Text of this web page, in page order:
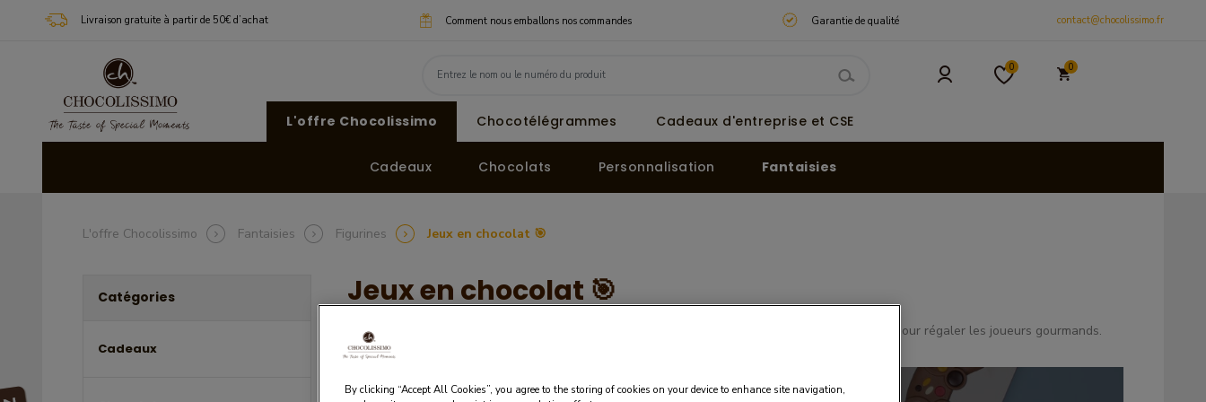
Livraison gratuite à partir de 50€ d’achat Comment nous emballons nos commandes Garantie de qualité contact@chocolissimo.fr
0 0
L'offre Chocolissimo Chocotélégrammes Cadeaux d'entreprise et CSE
Cadeaux Chocolats Personnalisation Fantaisies
L'offre Chocolissimo Fantaisies Figurines Jeux en chocolat 🎯
Catégories
Cadeaux
Jeux en chocolat 🎯
Dominos, jeux de dames, manette de gamer en chocolat... Tout nos jeux de société en chocolat pour régaler les joueurs gourmands.
By clicking “Accept All Cookies”, you agree to the storing of cookies on your device to enhance site navigation,